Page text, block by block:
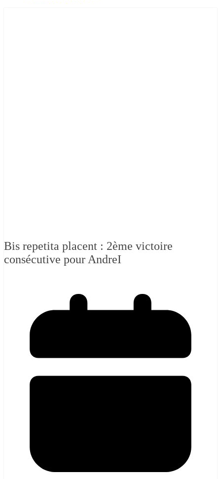
Bis repetita placent : 2ème victoire
consécutive pour AndreI